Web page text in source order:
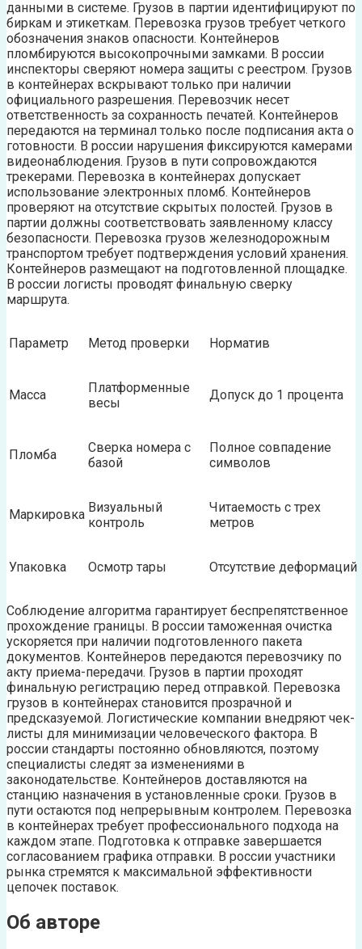
данными в системе. Грузов в партии идентифицируют по
биркам и этикеткам. Перевозка грузов требует четкого
обозначения знаков опасности. Контейнеров
пломбируются высокопрочными замками. В россии
инспекторы сверяют номера защиты с реестром. Грузов
в контейнерах вскрывают только при наличии
официального разрешения. Перевозчик несет
ответственность за сохранность печатей. Контейнеров
передаются на терминал только после подписания акта о
готовности. В россии нарушения фиксируются камерами
видеонаблюдения. Грузов в пути сопровождаются
трекерами. Перевозка в контейнерах допускает
использование электронных пломб. Контейнеров
проверяют на отсутствие скрытых полостей. Грузов в
партии должны соответствовать заявленному классу
безопасности. Перевозка грузов железнодорожным
транспортом требует подтверждения условий хранения.
Контейнеров размещают на подготовленной площадке.
В россии логисты проводят финальную сверку
маршрута.
Параметр Метод проверки Норматив
Масса
Платформенные
весы
Допуск до 1 процента
Пломба
Сверка номера с
базой
Полное совпадение
символов
Маркировка Визуальный
контроль
Читаемость с трех
метров
Упаковка Осмотр тары Отсутствие деформаций
Соблюдение алгоритма гарантирует беспрепятственное
прохождение границы. В россии таможенная очистка
ускоряется при наличии подготовленного пакета
документов. Контейнеров передаются перевозчику по
акту приема-передачи. Грузов в партии проходят
финальную регистрацию перед отправкой. Перевозка
грузов в контейнерах становится прозрачной и
предсказуемой. Логистические компании внедряют чек-
листы для минимизации человеческого фактора. В
россии стандарты постоянно обновляются, поэтому
специалисты следят за изменениями в
законодательстве. Контейнеров доставляются на
станцию назначения в установленные сроки. Грузов в
пути остаются под непрерывным контролем. Перевозка
в контейнерах требует профессионального подхода на
каждом этапе. Подготовка к отправке завершается
согласованием графика отправки. В россии участники
рынка стремятся к максимальной эффективности
цепочек поставок.
Об авторе